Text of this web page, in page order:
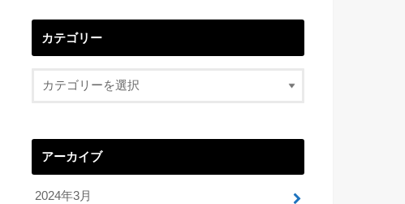
カテゴリー
アーカイブ
2024年3月